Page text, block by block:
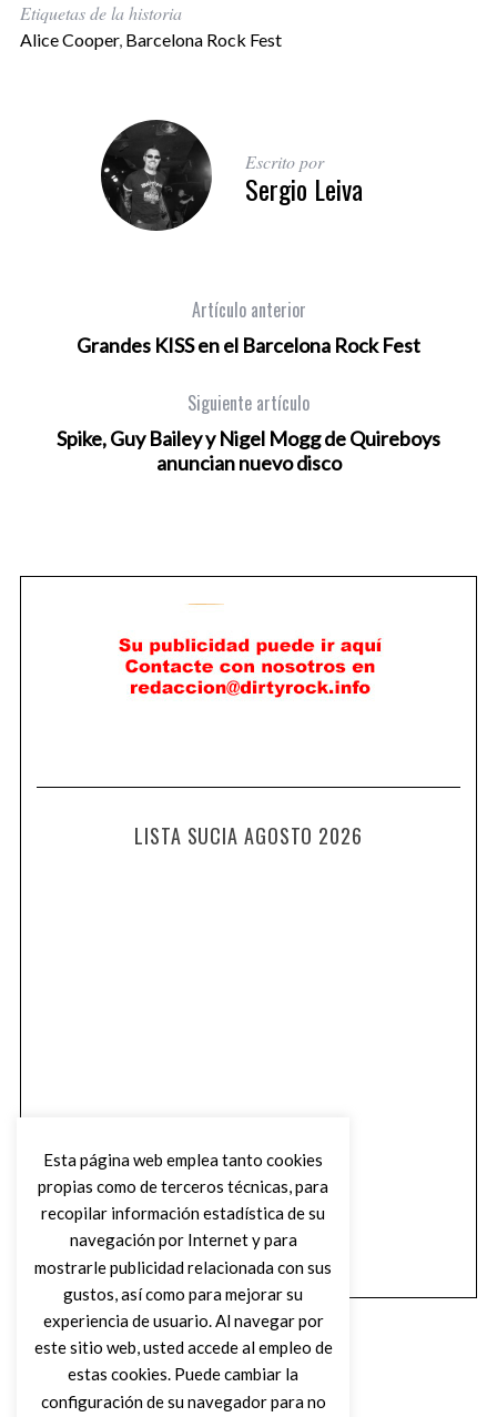
Etiquetas de la historia
Alice Cooper, Barcelona Rock Fest
Escrito por
Sergio Leiva
Artículo anterior
Grandes KISS en el Barcelona Rock Fest
Siguiente artículo
Spike, Guy Bailey y Nigel Mogg de Quireboys
anuncian nuevo disco
LISTA SUCIA AGOSTO 2026
Esta página web emplea tanto cookies
propias como de terceros técnicas, para
recopilar información estadística de su
navegación por Internet y para
mostrarle publicidad relacionada con sus
gustos, así como para mejorar su
experiencia de usuario. Al navegar por
este sitio web, usted accede al empleo de
estas cookies. Puede cambiar la
configuración de su navegador para no